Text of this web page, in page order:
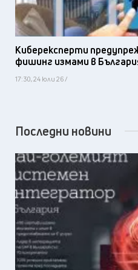
Киберексперти
фишинг измами в
17:30, 24 юли 26 /
Последни новини